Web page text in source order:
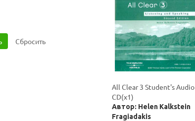
All Clear 3 Student's Audio
CD(x1)
Автор: Helen Kalkstein
Fragiadakis